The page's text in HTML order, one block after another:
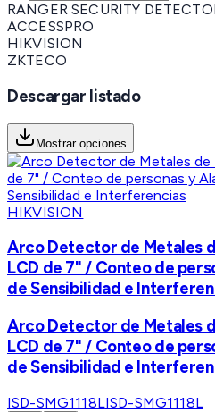
RANGER SECURITY
ACCESSPRO
HIKVISION
ZKTECO
Descargar listado
Mostrar opciones
HIKVISION
Arco Detector de Metales
LCD de 7" / Conteo de
de Sensibilidad e
Arco Detector de Metales
LCD de 7" / Conteo de
de Sensibilidad e
ISD-SMG1118LISD-SMG1118L